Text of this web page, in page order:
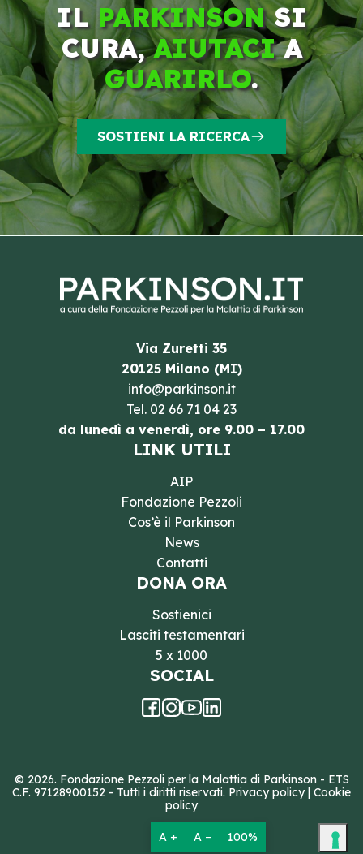
ILPARKINSONSI
CURA,AIUTACIA
GUARIRLO.
SOSTIENI LA RICERCA
Via Zuretti 35
20125 Milano (MI)
info@parkinson.it
Tel. 02 66 71 04 23
da lunedì a venerdì, ore 9.00 – 17.00
LINK UTILI
AIP
Fondazione Pezzoli
Cos’è il Parkinson
News
Contatti
DONA ORA
Sostienici
Lasciti testamentari
5 x 1000
SOCIAL
© 2026. Fondazione Pezzoli per la Malattia di Parkinson - ETS
C.F. 97128900152 - Tutti i diritti riservati. Privacy policy| Cookie
policy
A + A − 100%